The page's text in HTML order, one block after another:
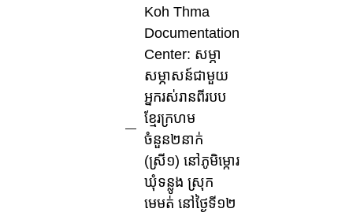
Koh Thma
Documentation
Center: សម្ភា
សម្ភាសន៍ជាមួយ
អ្នករស់រានពីរបប
ខ្មែរក្រហម
ចំនួន២នាក់
(ស្រី១) នៅភូមិម្កោរ
ឃុំទន្លូង ស្រុក
មេមត់ នៅថ្ងៃទី១២